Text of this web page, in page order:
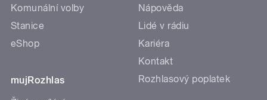
Komunální volby
Stanice
eShop
mujRozhlas
Nápověda
Lidé v rádiu
Kariéra
Kontakt
Rozhlasový poplatek